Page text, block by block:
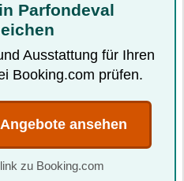
Parfondeval
Ausstattung für Ihren
Booking.com prüfen.
ansehen
zu Booking.com